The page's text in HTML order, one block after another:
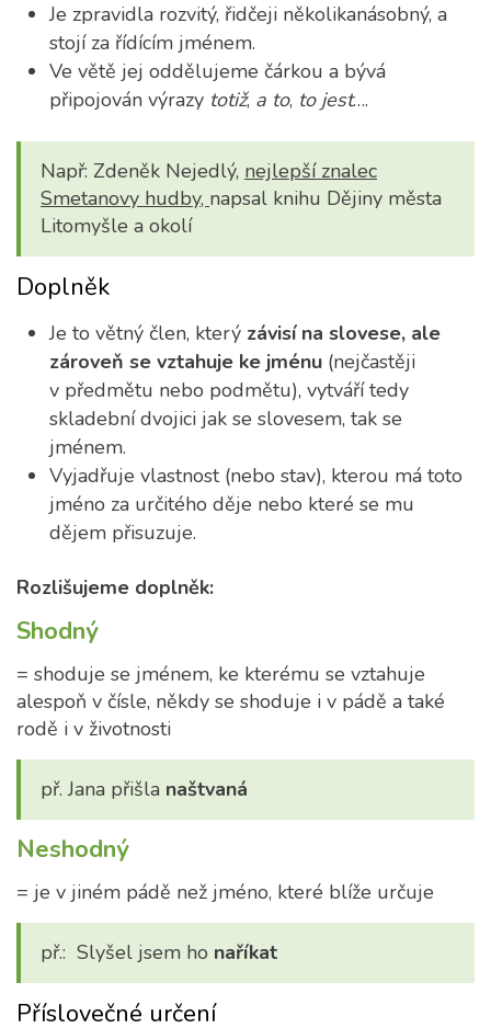
Je zpravidla rozvitý, řidčeji několikanásobný, a
stojí za řídícím jménem.
Ve větě jej oddělujeme čárkou a bývá
připojován výrazy totiž, a to, to jest….
Např: Zdeněk Nejedlý, nejlepší znalec
Smetanovy hudby, napsal knihu Dějiny města
Litomyšle a okolí
Doplněk
Je to větný člen, který závisí na slovese, ale
zároveň se vztahuje ke jménu (nejčastěji
v předmětu nebo podmětu), vytváří tedy
skladební dvojici jak se slovesem, tak se
jménem.
Vyjadřuje vlastnost (nebo stav), kterou má toto
jméno za určitého děje nebo které se mu
dějem přisuzuje.
Rozlišujeme doplněk:
Shodný
= shoduje se jménem, ke kterému se vztahuje
alespoň v čísle, někdy se shoduje i v pádě a také
rodě i v životnosti
př. Jana přišla naštvaná
Neshodný
= je v jiném pádě než jméno, které blíže určuje
př.: Slyšel jsem ho naříkat
Příslovečné určení